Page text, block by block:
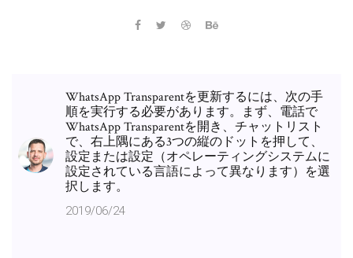
WhatsApp Transparentを更新するには、次の手
順を実行する必要があります。まず、電話で
WhatsApp Transparentを開き、チャットリスト
で、右上隅にある3つの縦のドットを押して、
設定または設定（オペレーティングシステムに
設定されている言語によって異なります）を選
択します。
2019/06/24